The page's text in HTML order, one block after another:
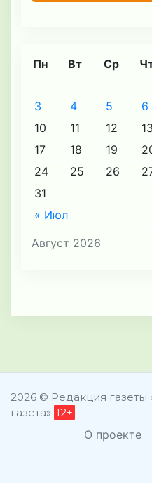
Август 2026
Пн Вт Ср
« Июл
3
4 5 6
10
11 12 13
17
18 19
24
25 26
31
2026 © Редакция газеты
газета» 12+
О проекте